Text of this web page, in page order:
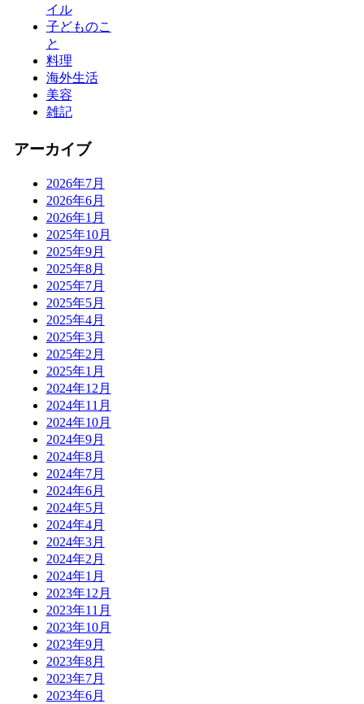
イル
子どものこ
と
料理
海外生活
美容
雑記
アーカイブ
2026年7月
2026年6月
2026年1月
2025年10月
2025年9月
2025年8月
2025年7月
2025年5月
2025年4月
2025年3月
2025年2月
2025年1月
2024年12月
2024年11月
2024年10月
2024年9月
2024年8月
2024年7月
2024年6月
2024年5月
2024年4月
2024年3月
2024年2月
2024年1月
2023年12月
2023年11月
2023年10月
2023年9月
2023年8月
2023年7月
2023年6月